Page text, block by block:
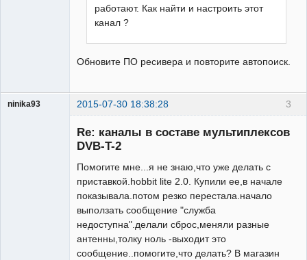
работают. Как найти и настроить этот
канал ?
Обновите ПО ресивера и повторите автопоиск.
3
ninika93 2015-07-30 18:38:28
Re: каналы в составе мультиплексов
DVB-T-2
Помогите мне...я не знаю,что уже делать с
приставкой.hobbit lite 2.0. Купили ее,в начале
показывала.потом резко перестала.начало
выползать сообщение "служба
недоступна".делали сброс,меняли разные
антенны,толку ноль -выходит это
сообщение..помогите,что делать? В магазин